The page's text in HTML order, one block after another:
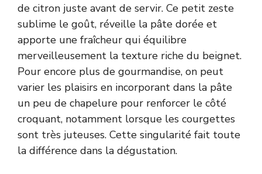
de citron juste avant de servir. Ce petit zeste
sublime le goût, réveille la pâte dorée et
apporte une fraîcheur qui équilibre
merveilleusement la texture riche du beignet.
Pour encore plus de gourmandise, on peut
varier les plaisirs en incorporant dans la pâte
un peu de chapelure pour renforcer le côté
croquant, notamment lorsque les courgettes
sont très juteuses. Cette singularité fait toute
la différence dans la dégustation.